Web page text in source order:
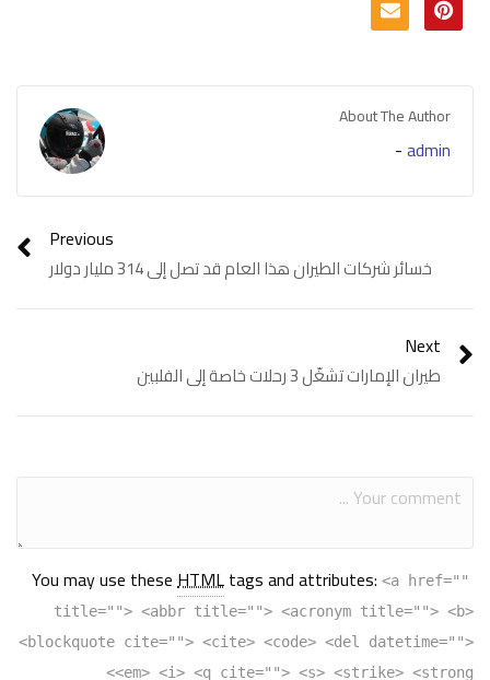
About The Author
admin
-
Previous
خسائر شركات الطيران هذا العام قد تصل إلى 314 مليار دولار
Next
طيران الإمارات تشغّل 3 رحلات خاصة إلى الفلبين
You may use theseHTMLtags and attributes: <a href=""
title=""> <abbr title=""> <acronym title=""> <b>
<blockquote cite=""> <cite> <code> <del datetime="">
<em> <i> <q cite=""> <s> <strike> <strong>